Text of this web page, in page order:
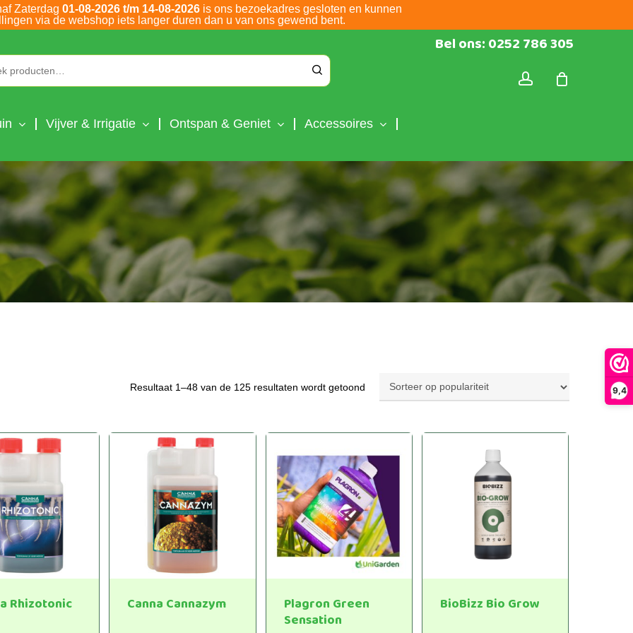
9,4
Zaterdag 01-08-2026 t/m 14-08-2026is ons bezoekadres gesloten en kunnen
via de webshop iets langer duren dan u van ons gewend bent.
Bel ons: 0252 786 305
Vijver & Irrigatie Ontspan & Geniet Accessoires
Resultaat 1–48 van de 125 resultaten wordt getoond Gesorteerd
Rhizotonic Canna Cannazym
Plagron Green
Sensation
BioBizz Bio Grow